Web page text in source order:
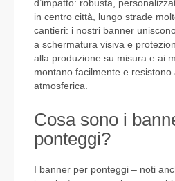
d’impatto: robusta,
in centro città, lungo strade
cantieri: i nostri banner
a schermatura visiva e
alla produzione su misura e ai
montano facilmente e resistono
atmosferica.
Cosa sono i
ponteggi?
I banner per ponteggi – noti